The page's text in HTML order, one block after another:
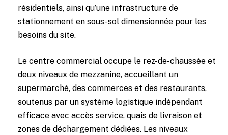
résidentiels, ainsi qu’une infrastructure de
stationnement en sous-sol dimensionnée pour les
besoins du site.
Le centre commercial occupe le rez-de-chaussée et
deux niveaux de mezzanine, accueillant un
supermarché, des commerces et des restaurants,
soutenus par un système logistique indépendant
efficace avec accès service, quais de livraison et
zones de déchargement dédiées. Les niveaux